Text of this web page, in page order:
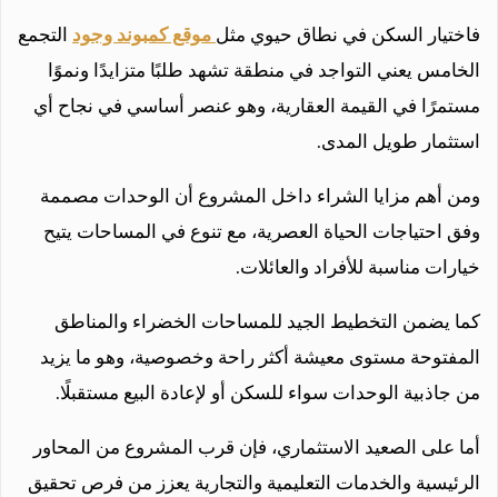
فاختيار السكن في نطاق حيوي مثلموقع كمبوند وجودالتجمع
الخامس يعني التواجد في منطقة تشهد طلبًا متزايدًا ونموًا
مستمرًا في القيمة العقارية، وهو عنصر أساسي في نجاح أي
استثمار طويل المدى.
ومن أهم مزايا الشراء داخل المشروع أن الوحدات مصممة
وفق احتياجات الحياة العصرية، مع تنوع في المساحات يتيح
خيارات مناسبة للأفراد والعائلات.
كما يضمن التخطيط الجيد للمساحات الخضراء والمناطق
المفتوحة مستوى معيشة أكثر راحة وخصوصية، وهو ما يزيد
من جاذبية الوحدات سواء للسكن أو لإعادة البيع مستقبلًا.
أما على الصعيد الاستثماري، فإن قرب المشروع من المحاور
الرئيسية والخدمات التعليمية والتجارية يعزز من فرص تحقيق